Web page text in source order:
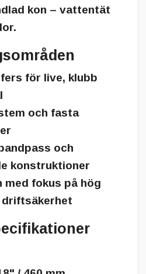
kon – vattentät
för live, klubb
och fasta
och
konstruktioner
med fokus på hög